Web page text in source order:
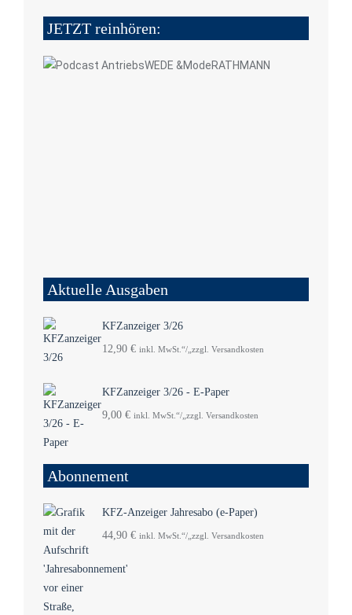
JETZT reinhören:
Aktuelle Ausgaben
KFZanzeiger 3/26
12,90 € inkl. MwSt.“/„zzgl. Versandkosten
KFZanzeiger 3/26 - E-Paper
9,00 € inkl. MwSt.“/„zzgl. Versandkosten
Abonnement
KFZ-Anzeiger Jahresabo (e-Paper)
44,90 € inkl. MwSt.“/„zzgl. Versandkosten